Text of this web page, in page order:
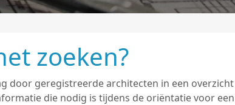
zoeken?
door geregistreerde architecten in een
die nodig is tijdens de oriëntatie voor een